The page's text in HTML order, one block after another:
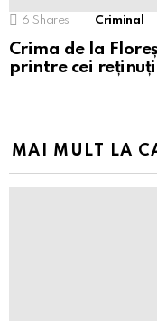
6 Shares Criminal
Crima de la
printre cei
MAI MULT LA